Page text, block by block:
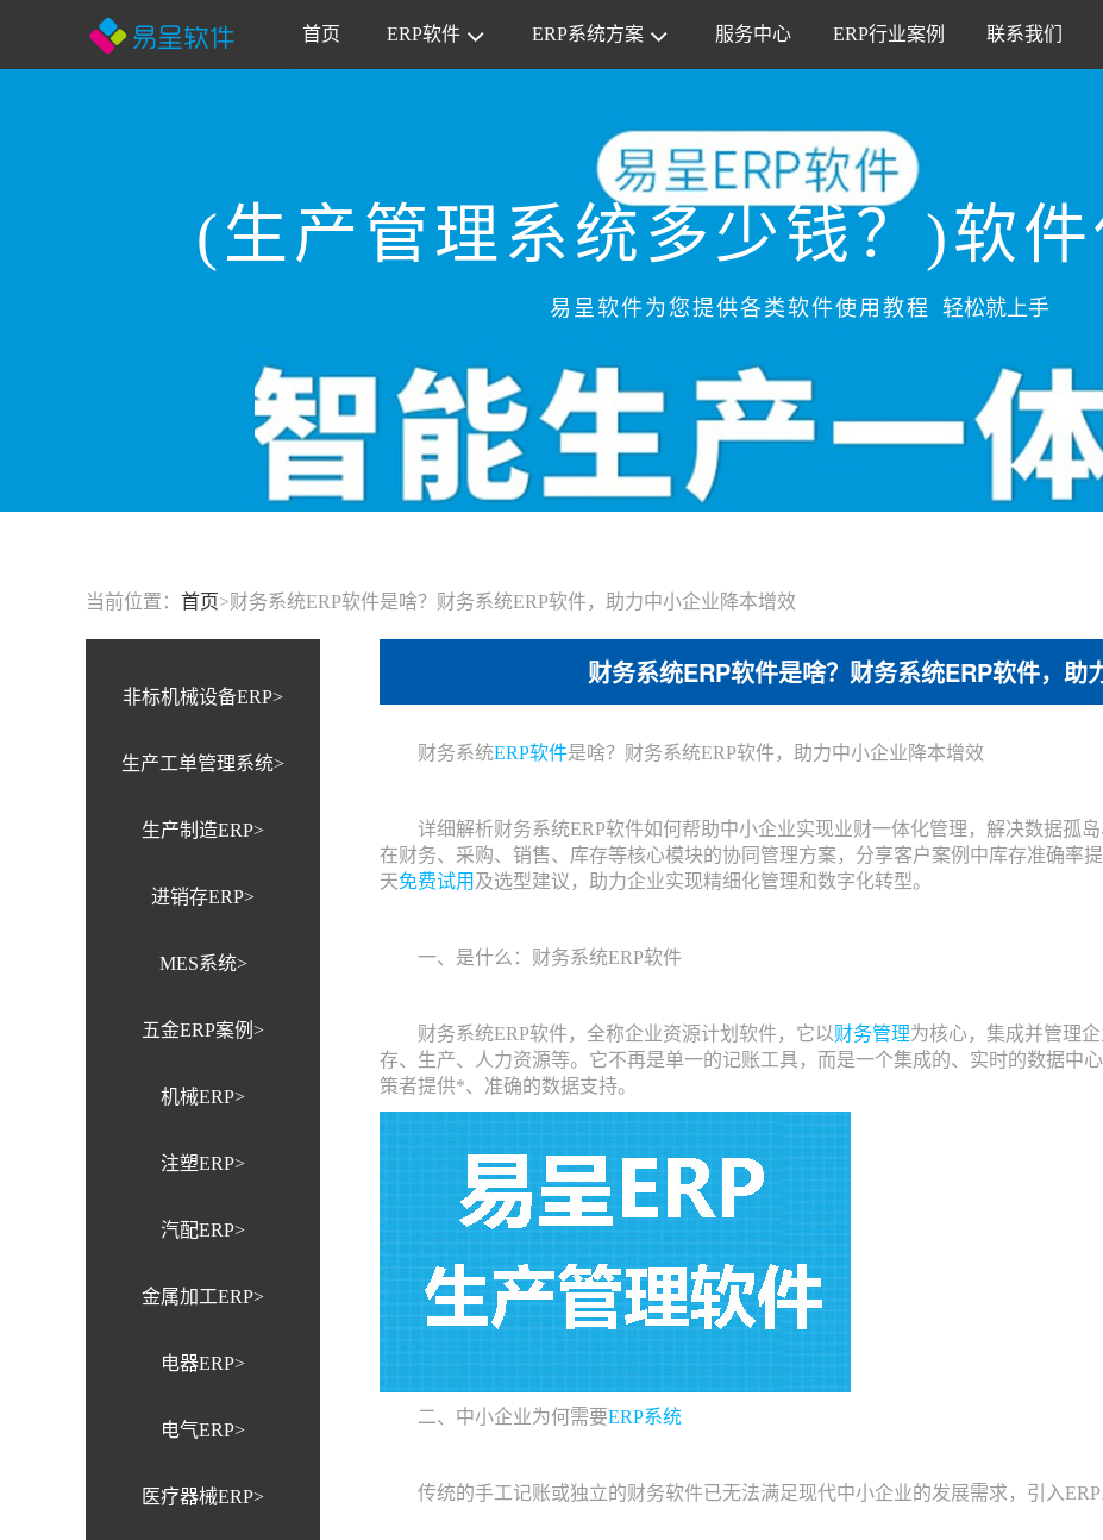
首页 ERP软件 ERP系统方案 服务中心 ERP行业案例 联系我们
(生产管理系统多少钱？)软
易呈软件为您提供各类软件使用教程 轻松就上手
当前位置： 首页>财务系统ERP软件是啥？财务系统ERP软件，助力中小企业降本增效
非标机械设备ERP>
生产工单管理系统>
生产制造ERP>
进销存ERP>
MES系统>
五金ERP案例>
机械ERP>
注塑ERP>
汽配ERP>
金属加工ERP>
电器ERP>
电气ERP>
医疗器械ERP>
财务系统ERP软件是啥？财务系统ERP软件，助
财务系统ERP软件是啥？财务系统ERP软件，助力中小企业降本增效
详细解析财务系统ERP软件如何帮助中小企业实现业财一体化管理，解决数据孤岛
在财务、采购、销售、库存等核心模块的协同管理方案，分享客户案例中库存准确率
天免费试用 及选型建议，助力企业实现精细化管理和数字化转型。
一、是什么：财务系统ERP软件
财务系统ERP软件，全称企业资源计划软件，它以财务管理为核心，集成并管理
存、生产、人力资源等。它不再是单一的记账工具，而是一个集成的、实时的数据中
策者提供*、准确的数据支持。
二、中小企业为何需要ERP系统
传统的手工记账或独立的财务软件已无法满足现代中小企业的发展需求，引入ERP